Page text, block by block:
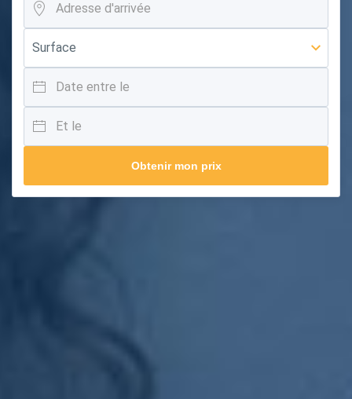
Obtenir mon prix